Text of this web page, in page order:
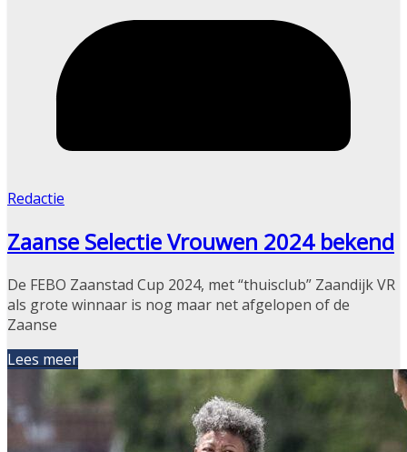
Redactie
Zaanse Selectie Vrouwen 2024 bekend
De FEBO Zaanstad Cup 2024, met “thuisclub” Zaandijk VR
als grote winnaar is nog maar net afgelopen of de
Zaanse
Lees meer